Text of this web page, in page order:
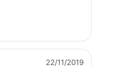
22/11/2019